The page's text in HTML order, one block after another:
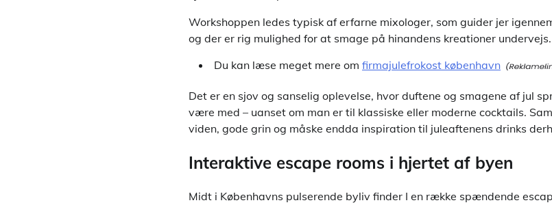
Workshoppen ledes typisk af erfarne mixologer, som guider jer
og der er rig mulighed for at smage på hinandens kreationer undervejs.
Du kan læse meget mere om firmajulefrokost københavn
Det er en sjov og sanselig oplevelse, hvor duftene og smagene af jul
være med – uanset om man er til klassiske eller moderne cocktails.
viden, gode grin og måske endda inspiration til juleaftenens drinks
Interaktive escape rooms i hjertet af byen
Midt i Københavns pulserende byliv finder I en række spændende